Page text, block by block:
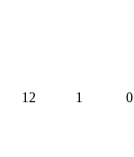
12 1 0